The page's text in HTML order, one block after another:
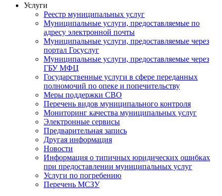
Услуги
Реестр муниципальных услуг
Муниципальные услуги, предоставляемые по
адресу электронной почты
Муниципальные услуги, предоставляемые через
портал Госуслуг
Муниципальные услуги, предоставляемые через
ГБУ МФЦ
Государственные услуги в сфере переданных
полномочий по опеке и попечительству
Меры поддержки СВО
Перечень видов муниципального контроля
Мониторинг качества муниципальных услуг
Электронные сервисы
Предварительная запись
Другая информация
Новости
Информация о типичных юридических ошибках
при предоставлении муниципальных услуг
Услуги по погребению
Перечень МСЗУ